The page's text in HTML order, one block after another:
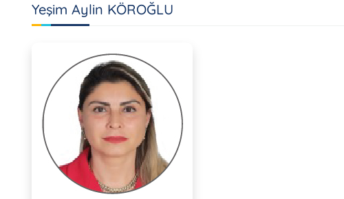
Yeşim Aylin KÖROĞLU